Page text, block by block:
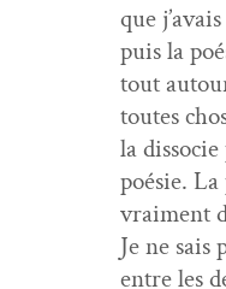
que
puis la
tout
toutes
la
poésie. La
vrai­ment
Je ne
entre les